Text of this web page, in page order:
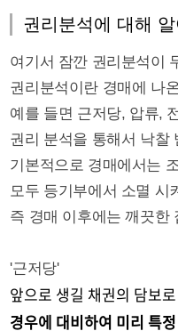
권리분석에 대해 알
여기서 잠깐 권리분석이
권리분석이란 경매에 나
예를 들면 근저당, 압류,
권리 분석을 통해서 낙찰
기본적으로 경매에서는
모두 등기부에서 소멸 시
즉 경매 이후에는 깨끗한
'근저당'
앞으로 생길 채권의 담보
경우에 대비하여 미리 특